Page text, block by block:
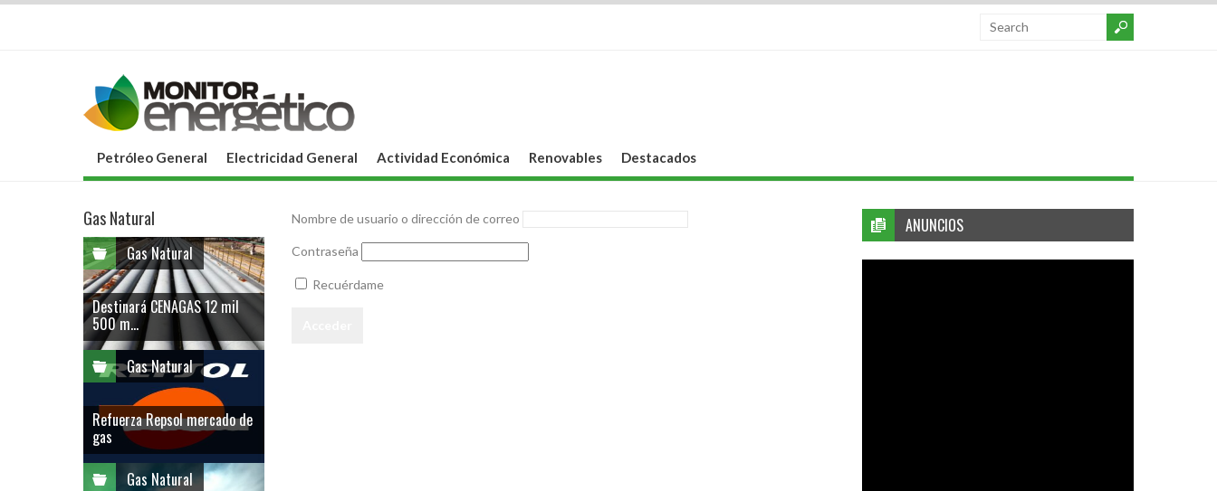
Petróleo General Electricidad General Actividad Económica Renovables Destacados
Nombre de usuario o dirección de correo
Contraseña
Recuérdame
ANUNCIOS
Gas Natural
Gas Natural
Destinará CENAGAS 12 mil
500 m...
Gas Natural
Refuerza Repsol mercado de
gas
Gas Natural